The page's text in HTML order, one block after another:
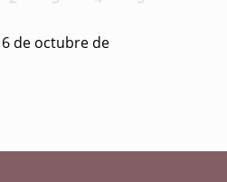
de octubre de